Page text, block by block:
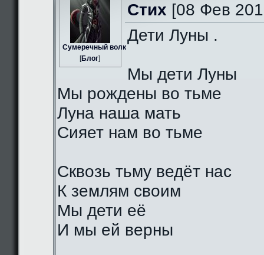
Сумеречный волк
[Блог]
Стих [08 Фев
Дети Луны .
Мы дети Луны
Мы рождены во тьме
Луна наша мать
Сияет нам во тьме
Сквозь тьму ведёт нас
К землям своим
Мы дети её
И мы ей верны